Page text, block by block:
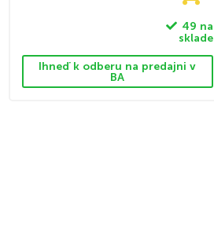
49 na
sklade
Ihneď k odberu na predajni v
BA